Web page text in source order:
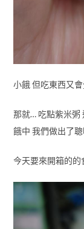
小餓 但吃東西又
那就… 吃點紫米粥
餓中 我們做出了
今天要來開箱的的